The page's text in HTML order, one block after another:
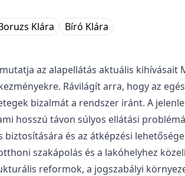
Klára Bíró Klára
az alapellátás aktuális
Rávilágít arra, hogy az
bizalmát a rendszer iránt. A
hosszú távon súlyos ellátási
biztosítására és az átképzési
szakápolás és a lakóhelyhez
reformok, a jogszabályi